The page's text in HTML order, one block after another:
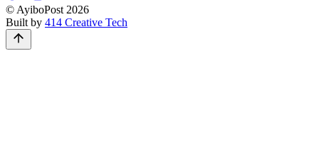
© AyiboPost 2026
Built by 414 Creative Tech